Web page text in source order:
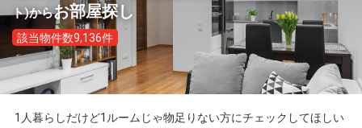
ト)からお部屋探し
該当物件数9,136件
1人暮らしだけど1ルームじゃ物足りない方にチェックしてほしい